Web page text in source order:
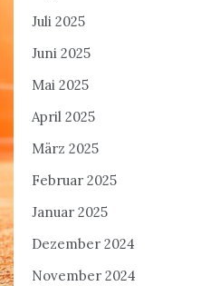
Juli 2025
Juni 2025
Mai 2025
April 2025
März 2025
Februar 2025
Januar 2025
Dezember 2024
November 2024